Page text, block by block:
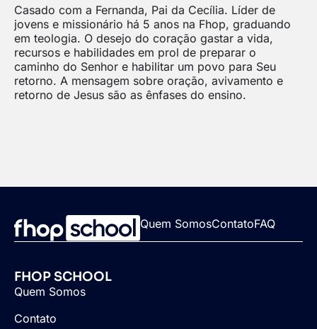
Casado com a Fernanda, Pai da Cecília. Líder de
jovens e missionário há 5 anos na Fhop, graduando
em teologia. O desejo do coração gastar a vida,
recursos e habilidades em prol de preparar o
caminho do Senhor e habilitar um povo para Seu
retorno. A mensagem sobre oração, avivamento e
retorno de Jesus são as ênfases do ensino.
Quem SomosContatoFAQ
FHOP SCHOOL
Quem Somos
Contato